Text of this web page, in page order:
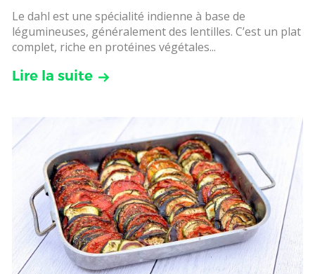
Le dahl est une spécialité indienne à base de
légumineuses, généralement des lentilles. C’est un plat
complet, riche en protéines végétales...
Lire la suite